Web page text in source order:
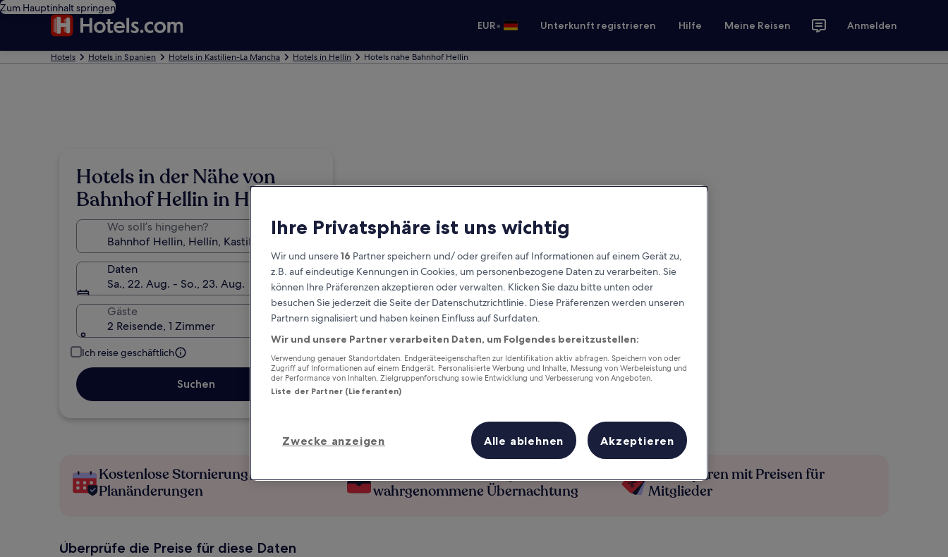
Zum Hauptinhalt springen
EUR• Unterkunft registrieren Hilfe Meine Reisen Anmelden
Hotels Hotels in Spanien Hotels in Kastilien-La Mancha Hotels in Hellín Hotels nahe Bahnhof Hellin
Hotels in der Nähe von
Bahnhof Hellin in Hellín
Wo soll’s hingehen?
Daten
Sa., 22. Aug. - So., 23. Aug.
Gäste
2 Reisende, 1 Zimmer
Ich reise geschäftlich
Suchen
Kostenlose Stornierung bei
Planänderungen
wahrgenommene Übernachtung
Mehr sparen mit Preisen für
Mitglieder
Überprüfe die Preise für diese Daten
Ihre Privatsphäre ist uns wichtig
Wir und unsere16 Partner speichern und/ oder greifen auf Informationen auf einem Gerät zu,
z.B. auf eindeutige Kennungen in Cookies, um personenbezogene Daten zu verarbeiten. Sie
können Ihre Präferenzen akzeptieren oder verwalten. Klicken Sie dazu bitte unten oder
besuchen Sie jederzeit die Seite der Datenschutzrichtlinie. Diese Präferenzen werden unseren
Partnern signalisiert und haben keinen Einfluss auf Surfdaten.
Wir und unsere Partner verarbeiten Daten, um Folgendes bereitzustellen:
Verwendung genauer Standortdaten. Endgeräteeigenschaften zur Identifikation aktiv abfragen. Speichern von oder
Zugriff auf Informationen auf einem Endgerät. Personalisierte Werbung und Inhalte, Messung von Werbeleistung und
der Performance von Inhalten, Zielgruppenforschung sowie Entwicklung und Verbesserung von Angeboten.
Liste der Partner (Lieferanten)
Zwecke anzeigen Alle ablehnen Akzeptieren